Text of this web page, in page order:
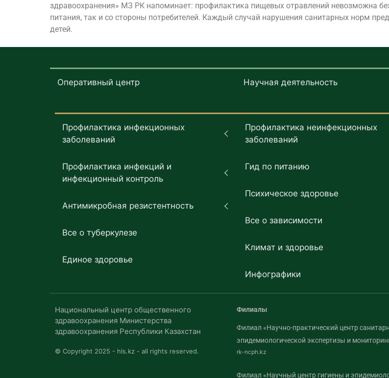
здравоохранения» МЗ РК напоминает: профилактика пищевых отравлений невозможна
питания, так и со стороны потребителей. Каждый случай нарушения санитарных норм
детей.
Оперативный центр Научная деятельность
Профилактика инфекционных
заболеваний
Профилактика инфекций и
инфекционный контроль
Антимикробная резистентность
Все о туберкулезе
Единое здоровье
Профилактика неинфекционных
заболеваний
Гид по питанию
Психическое здоровье
Все о зависимости
Климат и здоровье
Инфографики
Национальный центр общественного
здравоохранения Министерства
здравоохранения Республики Казахстан
© Copyright 2025 - hls.kz - all rights reserved.
Филиалы
Филиал «Научно-практический центр
эпидемиологической экспертизы и
rk-ncph.kz
Филиал «Научный центр гигиены и